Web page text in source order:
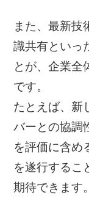
また、最新技
識共有といっ
とが、企業全
です。
たとえば、新
バーとの協調
を評価に含め
を遂行するこ
期待できます。